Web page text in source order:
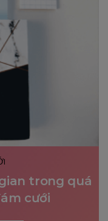
trong quá
cưới